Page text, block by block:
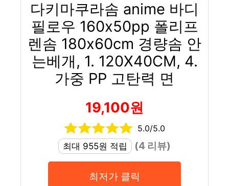
다키마쿠라솜 anime 바디
필로우 160x50pp 폴리프
렌솜 180x60cm 경량솜 안
는베개, 1. 120X40CM, 4.
가중 PP 고탄력 면
19,100원
5.0/5.0
최대 955원 적립
(4 리뷰)
최저가 클릭